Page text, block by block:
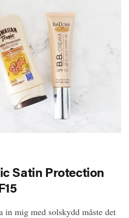
Satin Protection
in mig med solskydd måste det